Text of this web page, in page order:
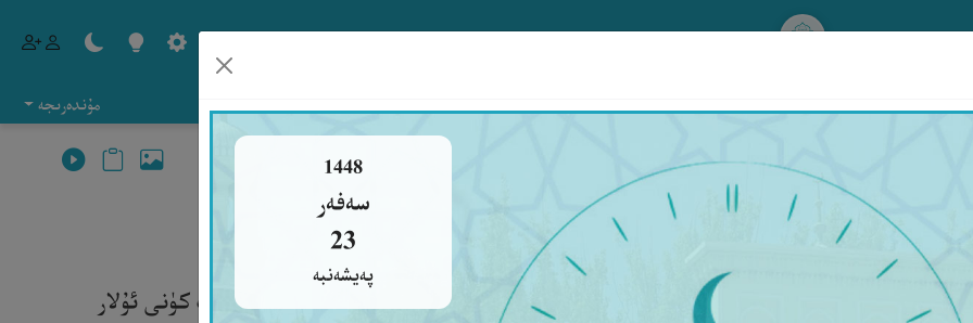
1448
سەفەر
23
پەيشەنبە
مۇندەرىجە
لَا يُنصَرُونَ
ئۇلارنى بىز دۇنيادا گۇمراھلار ئەگىشىدىغان كۇفرىنىڭ باشلىقلىرى قىلدۇق)، قىيامەت كۈنى ئۇلار